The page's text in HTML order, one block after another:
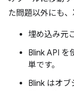
た問題以外にも
埋め込み元
Blink API を
単です。
Blink はオ